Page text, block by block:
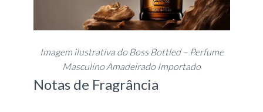
Imagem ilustrativa do Boss Bottled – Perfume
Masculino Amadeirado Importado
Notas de Fragrância